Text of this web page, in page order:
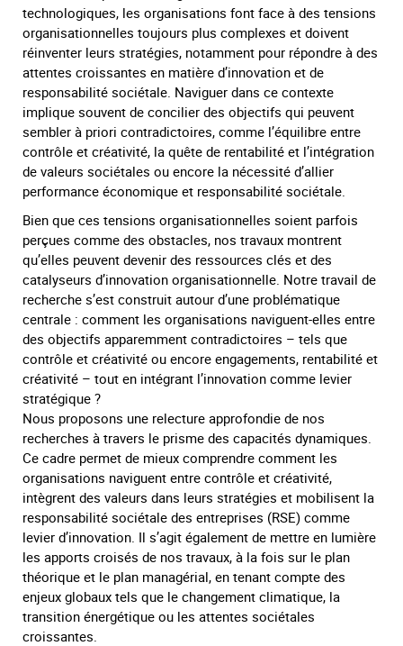
technologiques, les organisations font face à des tensions
organisationnelles toujours plus complexes et doivent
réinventer leurs stratégies, notamment pour répondre à des
attentes croissantes en matière d’innovation et de
responsabilité sociétale. Naviguer dans ce contexte
implique souvent de concilier des objectifs qui peuvent
sembler à priori contradictoires, comme l’équilibre entre
contrôle et créativité, la quête de rentabilité et l’intégration
de valeurs sociétales ou encore la nécessité d’allier
performance économique et responsabilité sociétale.
Bien que ces tensions organisationnelles soient parfois
perçues comme des obstacles, nos travaux montrent
qu’elles peuvent devenir des ressources clés et des
catalyseurs d’innovation organisationnelle. Notre travail de
recherche s’est construit autour d’une problématique
centrale : comment les organisations naviguent-elles entre
des objectifs apparemment contradictoires – tels que
contrôle et créativité ou encore engagements, rentabilité et
créativité – tout en intégrant l’innovation comme levier
stratégique ?
Nous proposons une relecture approfondie de nos
recherches à travers le prisme des capacités dynamiques.
Ce cadre permet de mieux comprendre comment les
organisations naviguent entre contrôle et créativité,
intègrent des valeurs dans leurs stratégies et mobilisent la
responsabilité sociétale des entreprises (RSE) comme
levier d’innovation. Il s’agit également de mettre en lumière
les apports croisés de nos travaux, à la fois sur le plan
théorique et le plan managérial, en tenant compte des
enjeux globaux tels que le changement climatique, la
transition énergétique ou les attentes sociétales
croissantes.